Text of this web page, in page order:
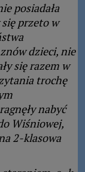
posiadała
przeto w
dzieci, nie
się razem w
trochę
nabyć
Wiśniowej,
2-klasowa